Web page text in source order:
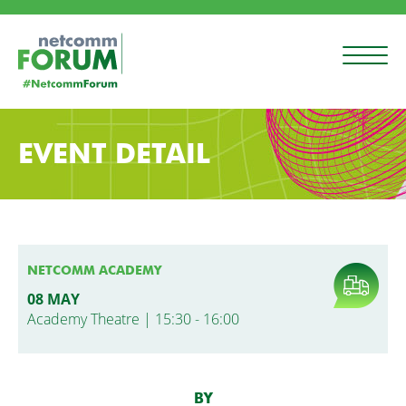
EVENT DETAIL
NETCOMM ACADEMY
08 MAY
Academy Theatre | 15:30 - 16:00
BY